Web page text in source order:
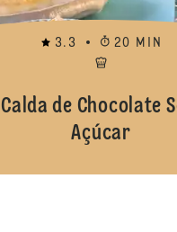
3.3 20 MIN
Calda de Chocolate
Açúcar